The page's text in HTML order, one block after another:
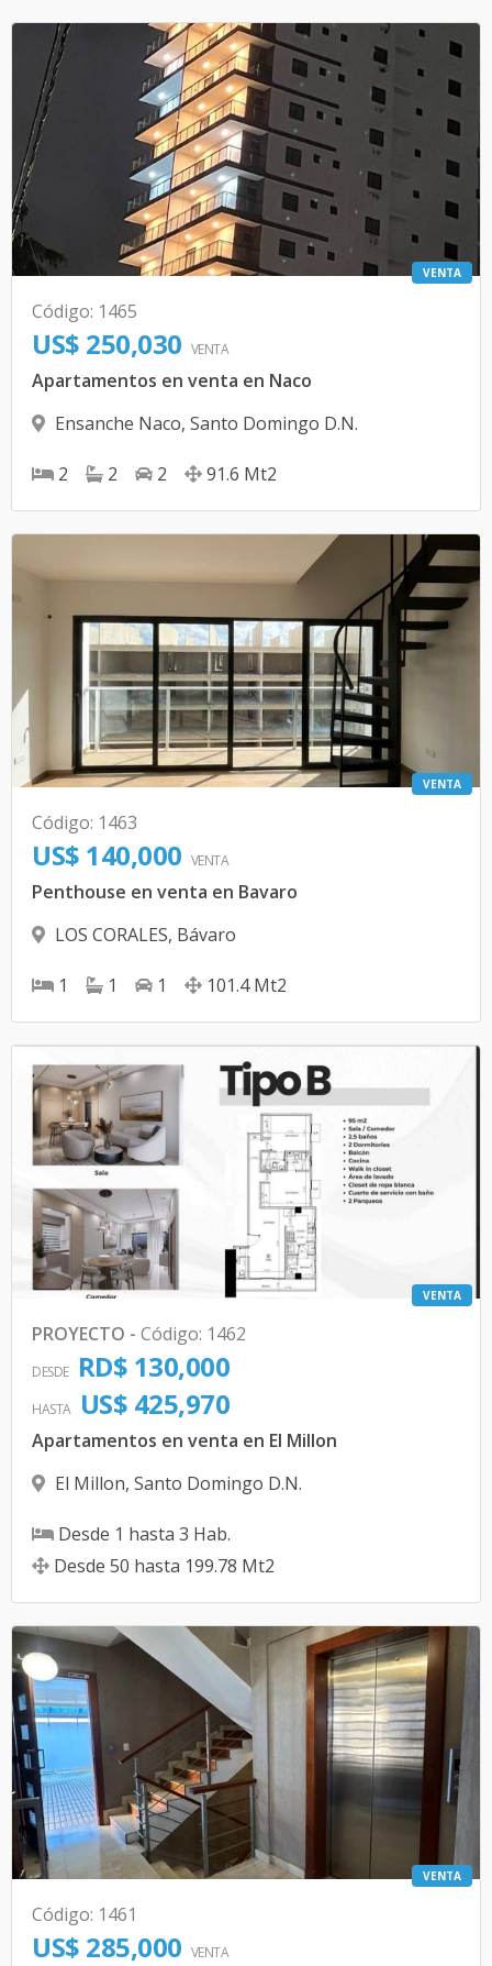
VENTA
Código: 1465
US$ 250,030 VENTA
Apartamentos en venta en Naco
Ensanche Naco, Santo Domingo D.N.
2 2 2 91.6 Mt2
VENTA
Código: 1463
US$ 140,000 VENTA
Penthouse en venta en Bavaro
LOS CORALES, Bávaro
1 1 1 101.4 Mt2
VENTA
PROYECTO - Código: 1462
DESDE RD$ 130,000
HASTA US$ 425,970
Apartamentos en venta en El Millon
El Millon, Santo Domingo D.N.
Desde 1 hasta 3 Hab.
Desde 50 hasta 199.78 Mt2
VENTA
Código: 1461
US$ 285,000 VENTA